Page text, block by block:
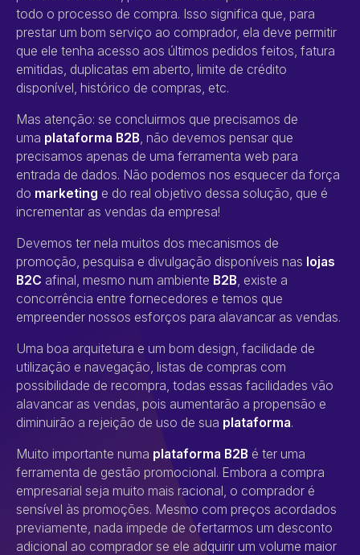
todo o processo de compra. Isso significa que, para
prestar um bom serviço ao comprador, ela deve permitir
que ele tenha acesso aos últimos pedidos feitos, fatura
emitidas, duplicatas em aberto, limite de crédito
disponível, histórico de compras, etc.
Mas atenção: se concluirmos que precisamos de
uma plataforma B2B , não devemos pensar que
precisamos apenas de uma ferramenta web para
entrada de dados. Não podemos nos esquecer da força
do marketing e do real objetivo dessa solução, que é
incrementar as vendas da empresa!
Devemos ter nela muitos dos mecanismos de
promoção, pesquisa e divulgação disponíveis nas lojas
B2C afinal, mesmo num ambiente B2B , existe a
concorrência entre fornecedores e temos que
empreender nossos esforços para alavancar as vendas.
Uma boa arquitetura e um bom design, facilidade de
utilização e navegação, listas de compras com
possibilidade de recompra, todas essas facilidades vão
alavancar as vendas, pois aumentarão a propensão e
diminuirão a rejeição de uso de sua plataforma.
Muito importante numa plataforma B2B é ter uma
ferramenta de gestão promocional. Embora a compra
empresarial seja muito mais racional, o comprador é
sensível às promoções. Mesmo com preços acordados
previamente, nada impede de ofertarmos um desconto
adicional ao comprador se ele adquirir um volume maior